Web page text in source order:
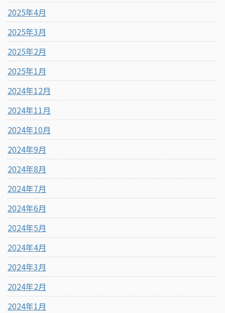
2025年4月
2025年3月
2025年2月
2025年1月
2024年12月
2024年11月
2024年10月
2024年9月
2024年8月
2024年7月
2024年6月
2024年5月
2024年4月
2024年3月
2024年2月
2024年1月